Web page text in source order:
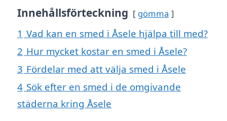
Innehållsförteckning gömma
1 Vad kan en smed i Åsele hjälpa till med?
2 Hur mycket kostar en smed i Åsele?
3 Fördelar med att välja smed i Åsele
4 Sök efter en smed i de omgivande
städerna kring Åsele